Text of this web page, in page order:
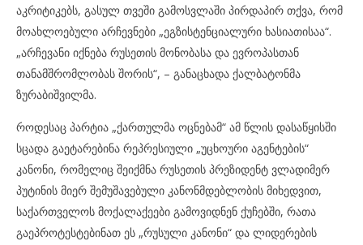
აკრიტიკებს, გასულ თვეში გამოსვლაში პირდაპირ თქვა, რომ
მოახლოებული არჩევნები „ეგზისტენციალური ხასიათისაა“.
„არჩევანი იქნება რუსეთის მონობასა და ევროპასთან
თანამშრომლობას შორის“, – განაცხადა ქალბატონმა
ზურაბიშვილმა.
როდესაც პარტია „ქართულმა ოცნებამ“ ამ წლის დასაწყისში
სცადა გაეტარებინა რეპრესიული „უცხოური აგენტების“
კანონი, რომელიც შეიქმნა რუსეთის პრეზიდენტ ვლადიმერ
პუტინის მიერ შემუშავებული კანონმდებლობის მიხედვით,
საქართველოს მოქალაქეები გამოვიდნენ ქუჩებში, რათა
გაეპროტესტებინათ ეს „რუსული კანონი“ და ლიდერების